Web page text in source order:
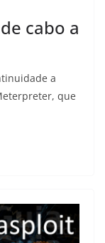
cabo a
a
que